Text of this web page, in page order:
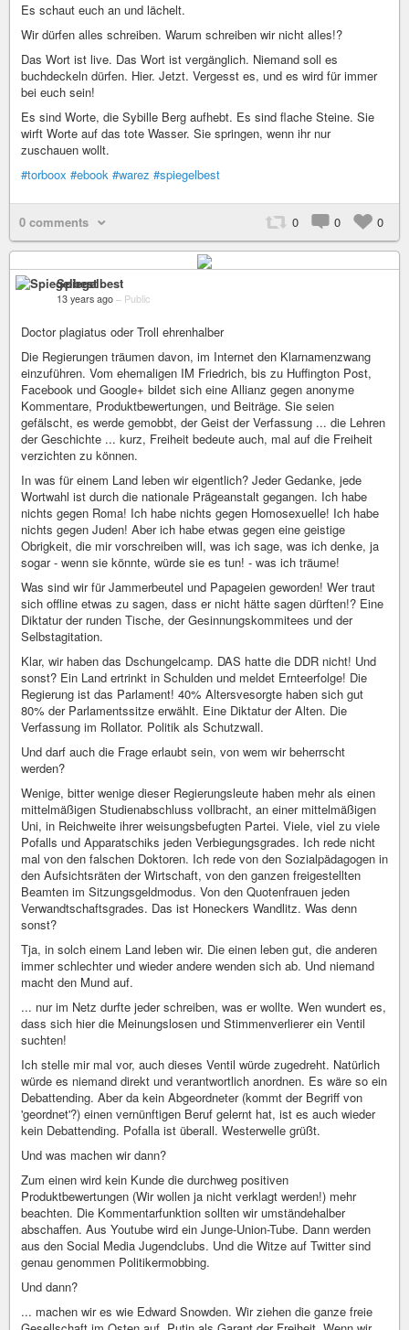
Es schaut euch an und lächelt.
Wir dürfen alles schreiben. Warum schreiben wir nicht alles!?
Das Wort ist live. Das Wort ist vergänglich. Niemand soll es
buchdeckeln dürfen. Hier. Jetzt. Vergesst es, und es wird für immer
bei euch sein!
Es sind Worte, die Sybille Berg aufhebt. Es sind flache Steine. Sie
wirft Worte auf das tote Wasser. Sie springen, wenn ihr nur
zuschauen wollt.
#torboox #ebook #warez #spiegelbest
0 comments 0 0 0
Spiegelbest
13 years ago – Public
Doctor plagiatus oder Troll ehrenhalber
Die Regierungen träumen davon, im Internet den Klarnamenzwang
einzuführen. Vom ehemaligen IM Friedrich, bis zu Huffington Post,
Facebook und Google+ bildet sich eine Allianz gegen anonyme
Kommentare, Produktbewertungen, und Beiträge. Sie seien
gefälscht, es werde gemobbt, der Geist der Verfassung ... die Lehren
der Geschichte ... kurz, Freiheit bedeute auch, mal auf die Freiheit
verzichten zu können.
In was für einem Land leben wir eigentlich? Jeder Gedanke, jede
Wortwahl ist durch die nationale Prägeanstalt gegangen. Ich habe
nichts gegen Roma! Ich habe nichts gegen Homosexuelle! Ich habe
nichts gegen Juden! Aber ich habe etwas gegen eine geistige
Obrigkeit, die mir vorschreiben will, was ich sage, was ich denke, ja
sogar - wenn sie könnte, würde sie es tun! - was ich träume!
Was sind wir für Jammerbeutel und Papageien geworden! Wer traut
sich offline etwas zu sagen, dass er nicht hätte sagen dürften!? Eine
Diktatur der runden Tische, der Gesinnungskommitees und der
Selbstagitation.
Klar, wir haben das Dschungelcamp. DAS hatte die DDR nicht! Und
sonst? Ein Land ertrinkt in Schulden und meldet Ernteerfolge! Die
Regierung ist das Parlament! 40% Altersvesorgte haben sich gut
80% der Parlamentssitze erwählt. Eine Diktatur der Alten. Die
Verfassung im Rollator. Politik als Schutzwall.
Und darf auch die Frage erlaubt sein, von wem wir beherrscht
werden?
Wenige, bitter wenige dieser Regierungsleute haben mehr als einen
mittelmäßigen Studienabschluss vollbracht, an einer mittelmäßigen
Uni, in Reichweite ihrer weisungsbefugten Partei. Viele, viel zu viele
Pofalls und Apparatschiks jeden Verbiegungsgrades. Ich rede nicht
mal von den falschen Doktoren. Ich rede von den Sozialpädagogen in
den Aufsichtsräten der Wirtschaft, von den ganzen freigestellten
Beamten im Sitzungsgeldmodus. Von den Quotenfrauen jeden
Verwandtschaftsgrades. Das ist Honeckers Wandlitz. Was denn
sonst?
Tja, in solch einem Land leben wir. Die einen leben gut, die anderen
immer schlechter und wieder andere wenden sich ab. Und niemand
macht den Mund auf.
... nur im Netz durfte jeder schreiben, was er wollte. Wen wundert es,
dass sich hier die Meinungslosen und Stimmenverlierer ein Ventil
suchten!
Ich stelle mir mal vor, auch dieses Ventil würde zugedreht. Natürlich
würde es niemand direkt und verantwortlich anordnen. Es wäre so ein
Debattending. Aber da kein Abgeordneter (kommt der Begriff von
'geordnet'?) einen vernünftigen Beruf gelernt hat, ist es auch wieder
kein Debattending. Pofalla ist überall. Westerwelle grüßt.
Und was machen wir dann?
Zum einen wird kein Kunde die durchweg positiven
Produktbewertungen (Wir wollen ja nicht verklagt werden!) mehr
beachten. Die Kommentarfunktion sollten wir umständehalber
abschaffen. Aus Youtube wird ein Junge-Union-Tube. Dann werden
aus den Social Media Jugendclubs. Und die Witze auf Twitter sind
genau genommen Politikermobbing.
Und dann?
... machen wir es wie Edward Snowden. Wir ziehen die ganze freie